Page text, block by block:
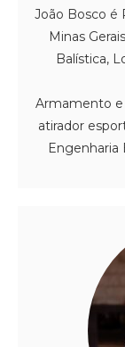
João Bosco é
Minas
Balística,
Armamento e
atirador
Engenharia